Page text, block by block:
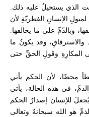
الذي يستحيلُ عليه ذلك.
الإنسانِ الفطريّةِ لأن
وبالذّمِّ على ما يخالفها.
والاسترقاقِ، وقد يكونُ ما
المكارِهِ وقولِ الحقِّ حتى
محضًا، لأن الحكم يأتي
في هذه الحالة، يأتي
للإنسان إصدارُ الحكم
هو الله سبحانهُ وتعالى